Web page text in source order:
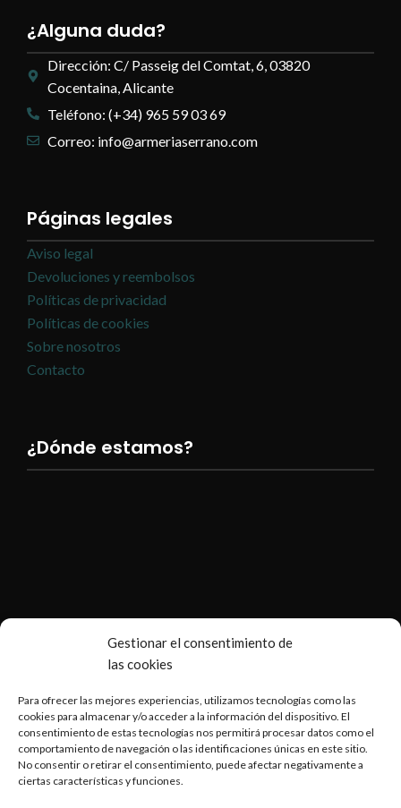
Gestionar el consentimiento de
las cookies
Para ofrecer las mejores experiencias, utilizamos tecnologías como las
cookies para almacenar y/o acceder a la información del dispositivo. El
consentimiento de estas tecnologías nos permitirá procesar datos como el
comportamiento de navegación o las identificaciones únicas en este sitio.
No consentir o retirar el consentimiento, puede afectar negativamente a
ciertas características y funciones.
¿Alguna duda?
Dirección: C/ Passeig del Comtat, 6, 03820
Cocentaina, Alicante
Teléfono: (+34) 965 59 03 69
Correo: info@armeriaserrano.com
Páginas legales
Aviso legal
Devoluciones y reembolsos
Políticas de privacidad
Políticas de cookies
Sobre nosotros
Contacto
¿Dónde estamos?